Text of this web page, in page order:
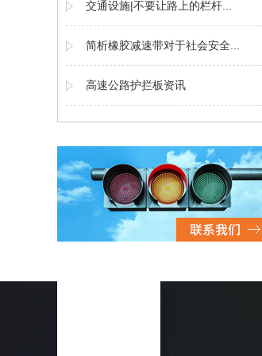
交通设施|不要让路上的栏杆...
简析橡胶减速带对于社会安全...
高速公路护拦板资讯